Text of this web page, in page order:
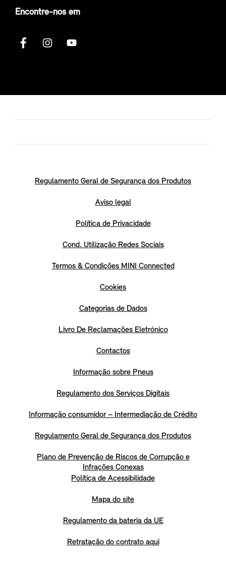
Encontre-nos em
Regulamento Geral de Segurança dos Produtos
Aviso legal
Política de Privacidade
Cond. Utilização Redes Sociais
Termos & Condições MINI Connected
Cookies
Categorias de Dados
Livro De Reclamações Eletrónico
Contactos
Informação sobre Pneus
Regulamento dos Serviços Digitais
Informação consumidor – Intermediação de Crédito
Regulamento Geral de Segurança dos Produtos
Plano de Prevenção de Riscos de Corrupção e
Infrações Conexas
Política de Acessibilidade
Mapa do site
Regulamento da bateria da UE
Retratação do contrato aqui